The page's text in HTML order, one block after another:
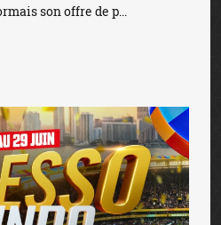
son offre de p...